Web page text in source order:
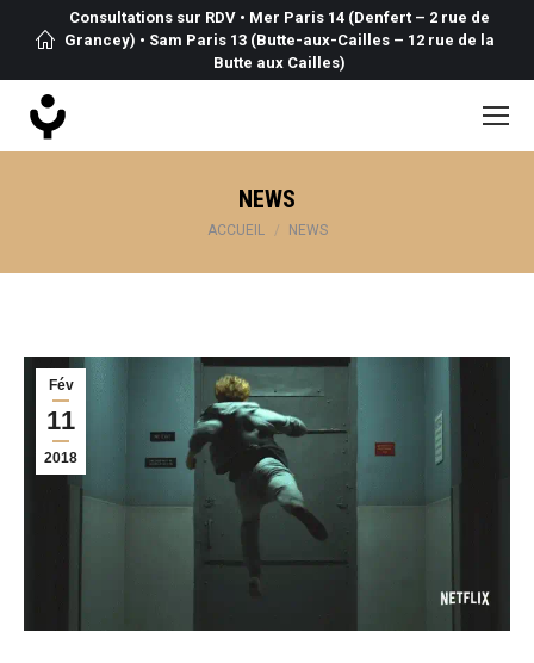
Consultations sur RDV • Mer Paris 14 (Denfert – 2 rue de
Grancey) • Sam Paris 13 (Butte-aux-Cailles – 12 rue de la
Butte aux Cailles)
NEWS
Vous êtes ici :
ACCUEIL NEWS
Fév
11
2018